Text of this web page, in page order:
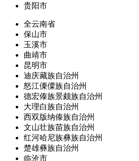
贵阳市
全云南省
保山市
玉溪市
曲靖市
昆明市
迪庆藏族自治州
怒江傈僳族自治州
德宏傣族景颇族自治州
大理白族自治州
西双版纳傣族自治州
文山壮族苗族自治州
红河哈尼族彝族自治州
楚雄彝族自治州
临沧市